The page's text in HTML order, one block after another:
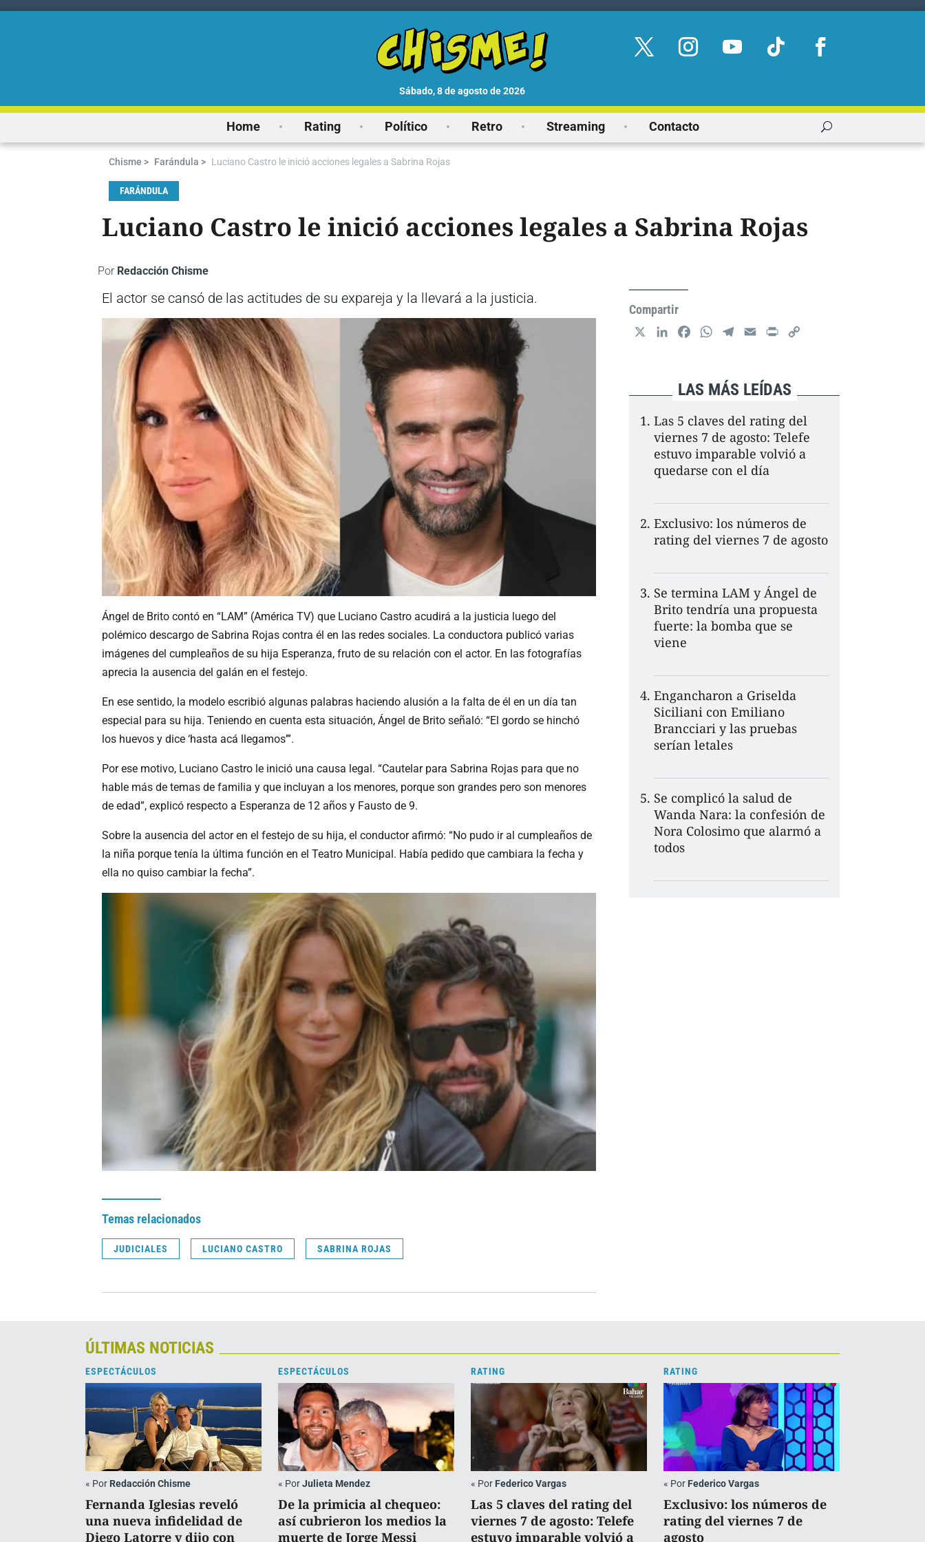
sábado, 8 de agosto de 2026
Home Rating Político Retro Streaming Contacto
Chisme > Farándula > Luciano Castro le inició acciones legales a Sabrina Rojas
FARÁNDULA
Luciano Castro le inició acciones legales a Sabrina Rojas
Por Redacción Chisme
El actor se cansó de las actitudes de su expareja y la llevará a la justicia.
Ángel de Brito contó en “LAM” (América TV) que Luciano Castro acudirá a la justicia luego del
polémico descargo de Sabrina Rojas contra él en las redes sociales. La conductora publicó varias
imágenes del cumpleaños de su hija Esperanza, fruto de su relación con el actor. En las fotografías
aprecia la ausencia del galán en el festejo.
En ese sentido, la modelo escribió algunas palabras haciendo alusión a la falta de él en un día tan
especial para su hija. Teniendo en cuenta esta situación, Ángel de Brito señaló: “El gordo se hinchó
los huevos y dice ‘hasta acá llegamos’”.
Por ese motivo, Luciano Castro le inició una causa legal. “Cautelar para Sabrina Rojas para que no
hable más de temas de familia y que incluyan a los menores, porque son grandes pero son menores
de edad”, explicó respecto a Esperanza de 12 años y Fausto de 9.
Sobre la ausencia del actor en el festejo de su hija, el conductor afirmó: “No pudo ir al cumpleaños de
la niña porque tenía la última función en el Teatro Municipal. Había pedido que cambiara la fecha y
ella no quiso cambiar la fecha”.
Temas relacionados
JUDICIALES LUCIANO CASTRO SABRINA ROJAS
Compartir
e
I
e
b
o
k
W
t
s
p
p
e
g
a
m
i
l
n
t
L
i
n
k
LAS MÁS LEÍDAS
Las 5 claves del rating del
viernes 7 de agosto: Telefe
estuvo imparable volvió a
quedarse con el día
Exclusivo: los números de
rating del viernes 7 de agosto
Se termina LAM y Ángel de
Brito tendría una propuesta
fuerte: la bomba que se
viene
Engancharon a Griselda
Siciliani con Emiliano
Brancciari y las pruebas
serían letales
Se complicó la salud de
Wanda Nara: la confesión de
Nora Colosimo que alarmó a
todos
ÚLTIMAS NOTICIAS
ESPECTÁCULOS
« Por Redacción Chisme
Fernanda Iglesias reveló
una nueva infidelidad de
Diego Latorre y dijo con
ESPECTÁCULOS
« PorJulieta Mendez
De la primicia al chequeo:
así cubrieron los medios la
muerte de Jorge Messi
RATING
« Por Federico Vargas
Las 5 claves del rating del
viernes 7 de agosto: Telefe
estuvo imparable volvió a
RATING
« Por Federico Vargas
Exclusivo: los números de
rating del viernes 7 de
agosto